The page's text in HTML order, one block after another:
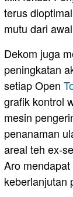
terus
mutu dari
Dekom juga
peningkatan
setiap Open
grafik kontrol
mesin
penanaman
areal teh ex-
Aro
keberlanjutan